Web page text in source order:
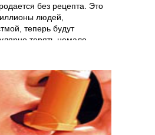
без рецепта. Это
людей,
теперь будут
терять немало
к эффективности
содержится в ныне
рецепта ингаляторах, а
носителя частиц
используются
(фреоны),